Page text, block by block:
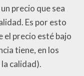
precio que sea
Es por esto
el precio esté bajo
tiene, en los
calidad).